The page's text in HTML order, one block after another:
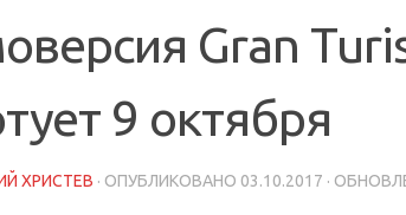
Gran
9 октября
ХРИСТЕВ · ОПУБЛИКОВАНО 03.10.2017 ·